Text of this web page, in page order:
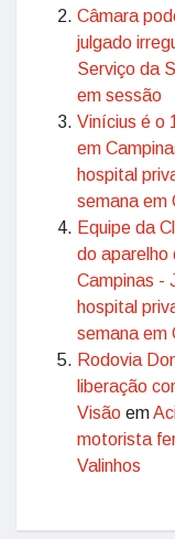
Câmara
julgado
Serviço da
em sessão
Vinícius é o
em
hospital
semana em
Equipe da
do aparelho
Campinas -
hospital
semana em
Rodovia
liberação
Visão em
motorista
Valinhos